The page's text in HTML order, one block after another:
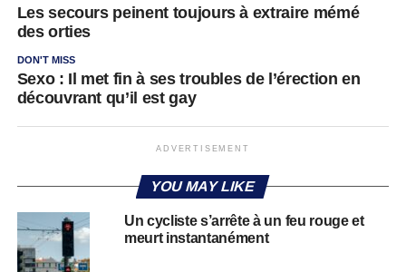
Les secours peinent toujours à extraire mémé
des orties
DON'T MISS
Sexo : Il met fin à ses troubles de l’érection en
découvrant qu’il est gay
ADVERTISEMENT
YOU MAY LIKE
Un cycliste s’arrête à un feu rouge et
meurt instantanément